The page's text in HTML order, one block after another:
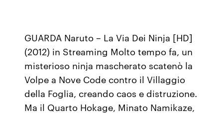
GUARDA Naruto – La Via Dei Ninja [HD]
(2012) in Streaming Molto tempo fa, un
misterioso ninja mascherato scatenò la
Volpe a Nove Code contro il Villaggio
della Foglia, creando caos e distruzione.
Ma il Quarto Hokage, Minato Namikaze,